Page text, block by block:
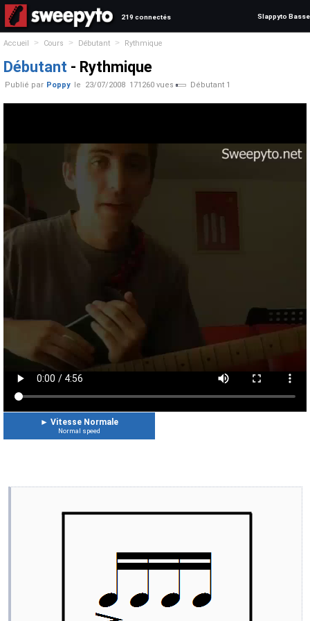
219 connectés Slappyto Basse
Accueil > Cours > Débutant > Rythmique
Débutant - Rythmique
Publié par Poppy le 23/07/2008 171260 vues Débutant 1
► Vitesse Normale
Normal speed